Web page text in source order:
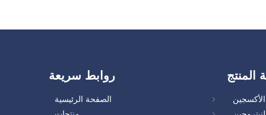
روابط سريعة
الصفحة الرئيسية
المنتج